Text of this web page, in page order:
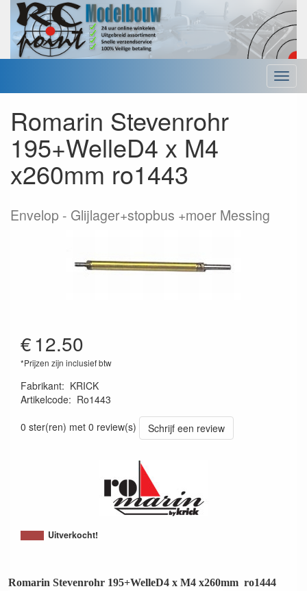
Menu
Romarin Stevenrohr
195+WelleD4 x M4
x260mm ro1443
Envelop Glijlager+stopbus +moer Messing
€12.50
*Prijzen zijn inclusief btw
Fabrikant: KRICK
Artikelcode: Ro1443
0 ster(ren) met 0 review(s)
Schrijf een review
Uitverkocht!
Romarin Stevenrohr 195+WelleD4 x M4 x260mm ro1444